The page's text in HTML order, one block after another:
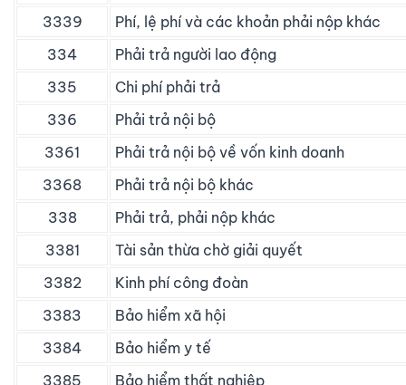
3339
Phí, lệ phí và các khoản phải nộp khác
334
Phải trả người lao động
335
Chi phí phải trả
336
Phải trả nội bộ
3361
Phải trả nội bộ về vốn kinh doanh
3368
Phải trả nội bộ khác
338
Phải trả, phải nộp khác
3381
Tài sản thừa chờ giải quyết
3382
Kinh phí công đoàn
3383
Bảo hiểm xã hội
3384
Bảo hiểm y tế
3385
Bảo hiểm thất nghiệp